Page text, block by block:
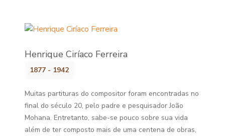
Henrique Ciríaco Ferreira
1877 - 1942
Muitas partituras do compositor foram encontradas no
final do século 20, pelo padre e pesquisador João
Mohana. Entretanto, sabe-se pouco sobre sua vida
além de ter composto mais de uma centena de obras,